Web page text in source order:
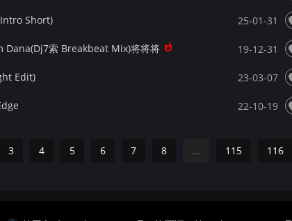
Short) 25-01-31
Dana(Dj7索 Breakbeat Mix)将将将 19-12-31
Edit) 23-03-07
22-10-19
3 4 5 6 7 8 ... 115 116